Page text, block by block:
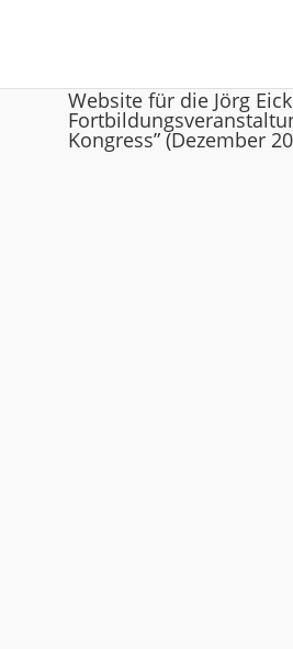
Website für die Jörg
Kongress” (Dezember